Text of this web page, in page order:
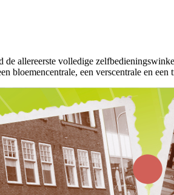
allereerste volledige
bloemencentrale, een verscentrale en een